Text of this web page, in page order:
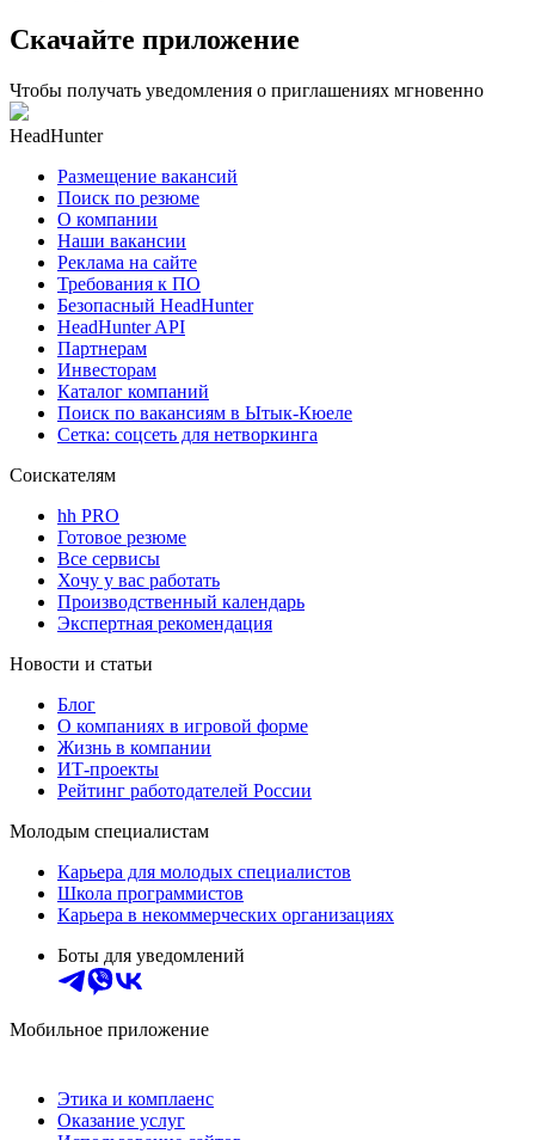
Скачайте приложение
Чтобы получать уведомления о приглашениях мгновенно
HeadHunter
Размещение вакансий
Поиск по резюме
О компании
Наши вакансии
Реклама на сайте
Требования к ПО
Безопасный HeadHunter
HeadHunter API
Партнерам
Инвесторам
Каталог компаний
Поиск по вакансиям в Ытык-Кюеле
Сетка: соцсеть для нетворкинга
Соискателям
hh PRO
Готовое резюме
Все сервисы
Хочу у вас работать
Производственный календарь
Экспертная рекомендация
Новости и статьи
Блог
О компаниях в игровой форме
Жизнь в компании
ИТ-проекты
Рейтинг работодателей России
Молодым специалистам
Карьера для молодых специалистов
Школа программистов
Карьера в некоммерческих организациях
Боты для уведомлений
Мобильное приложение
Этика и комплаенс
Оказание услуг